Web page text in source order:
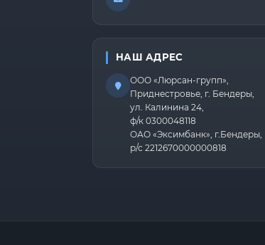
НАШ АДРЕС
ООО «Люрсан-групп»,
Приднестровье, г. Бендеры,
ул. Калинина 24,
ф/к 0300048118
ОАО «Эксимбанк», г.Бендеры,
р/с 2212670000000818